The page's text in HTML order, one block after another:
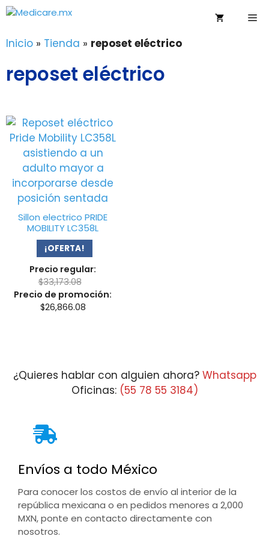
Saltar
contenido
Inicio » Tienda » reposet eléctrico
reposet eléctrico
Sillon electrico PRIDE
MOBILITY LC358L
¡OFERTA!
Precio regular:
$33,173.08
Precio de promoción:
$26,866.08
¿Quieres hablar con alguien ahora? Whatsapp
Oficinas: (55 78 55 3184)
Envíos a todo México
Para conocer los costos de envío al interior de la
república mexicana o en pedidos menores a 2,000
MXN, ponte en contacto directamente con
nosotros.